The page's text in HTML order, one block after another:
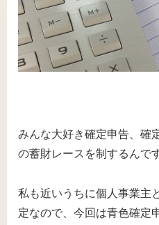
みんな大好き確定申告、確
の蓄財レースを制するんで
私も近いうちに個人事業主
定なので、今回は青色確定